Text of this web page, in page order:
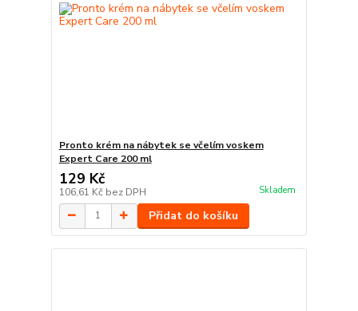
Pronto krém na nábytek se včelím voskem
Expert Care 200 ml
129 Kč
106,61 Kč bez DPH Skladem
Přidat do košíku